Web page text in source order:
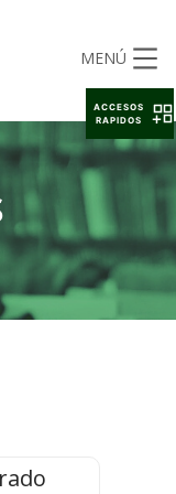
MENÚ
ACCESOS
RAPIDOS